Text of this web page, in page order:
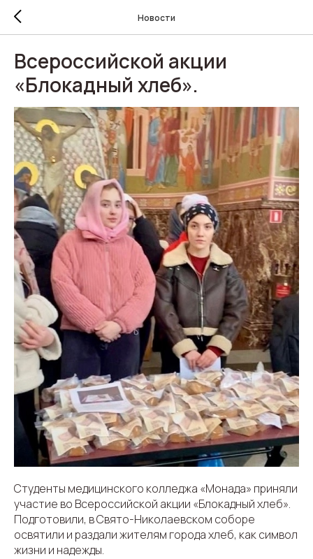
Новости
Всероссийской акции
«Блокадный хлеб».
Студенты медицинского колледжа «Монада» приняли
участие во Всероссийской акции «Блокадный хлеб».
Подготовили, в Свято-Николаевском соборе
освятили и раздали жителям города хлеб, как символ
жизни и надежды.